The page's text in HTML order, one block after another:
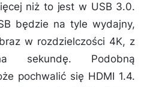
niż to jest w USB 3.0.
będzie na tyle wydajny,
w rozdzielczości 4K, z
sekundę. Podobną
pochwalić się HDMI 1.4.